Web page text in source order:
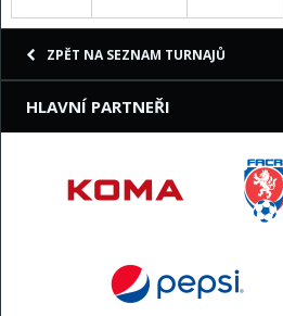
ZPĚT NA SEZNAM TURNAJŮ
HLAVNÍ PARTNEŘI